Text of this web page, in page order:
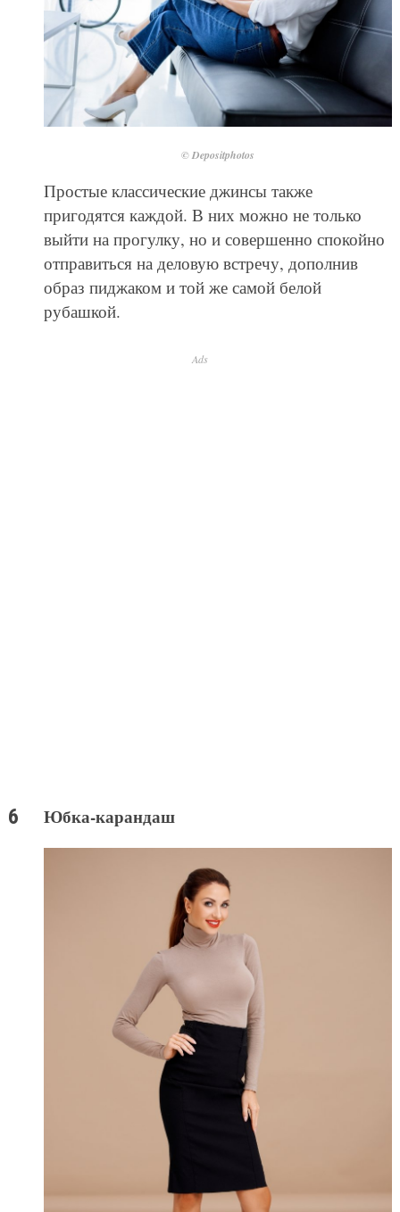
© Depositphotos
Простые классические джинсы также
пригодятся каждой. В них можно не только
выйти на прогулку, но и совершенно спокойно
отправиться на деловую встречу, дополнив
образ пиджаком и той же самой белой
рубашкой.
Ads
Юбка-карандаш